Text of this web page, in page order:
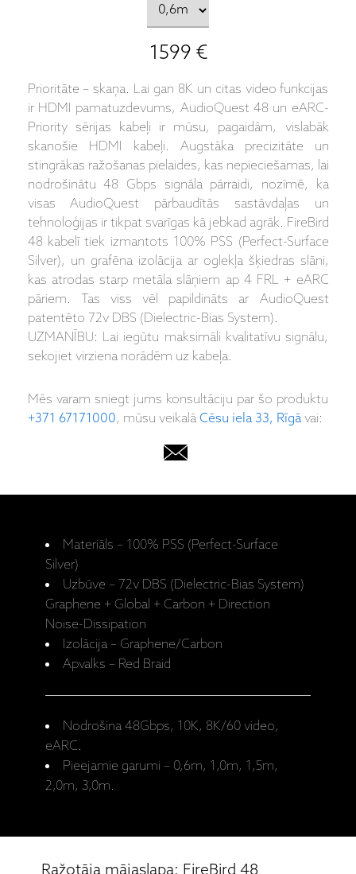
1599 €
Prioritāte – skaņa. Lai gan 8K un citas video funkcijas
ir HDMI pamatuzdevums, AudioQuest 48 un eARC-
Priority sērijas kabeļi ir mūsu, pagaidām, vislabāk
skanošie HDMI kabeļi. Augstāka precizitāte un
stingrākas ražošanas pielaides, kas nepieciešamas, lai
nodrošinātu 48 Gbps signāla pārraidi, nozīmē, ka
visas AudioQuest pārbaudītās sastāvdaļas un
tehnoloģijas ir tikpat svarīgas kā jebkad agrāk. FireBird
48 kabelī tiek izmantots 100% PSS (Perfect-Surface
Silver), un grafēna izolācija ar oglekļa šķiedras slāni,
kas atrodas starp metāla slāņiem ap 4 FRL + eARC
pāriem. Tas viss vēl papildināts ar AudioQuest
patentēto 72v DBS (Dielectric-Bias System).
UZMANĪBU: Lai iegūtu maksimāli kvalitatīvu signālu,
sekojiet virziena norādēm uz kabeļa.
Mēs varam sniegt jums konsultāciju par šo produktu
+371 67171000, mūsu veikalāCēsu iela 33, Rīgāvai:
Materiāls – 100% PSS (Perfect-Surface
Silver)
Uzbūve – 72v DBS (Dielectric-Bias System)
Graphene + Global + Carbon + Direction
Noise-Dissipation
Izolācija – Graphene/Carbon
Apvalks – Red Braid
Nodrošina 48Gbps, 10K, 8K/60 video,
eARC.
Pieejamie garumi – 0,6m, 1,0m, 1,5m,
2,0m, 3,0m.